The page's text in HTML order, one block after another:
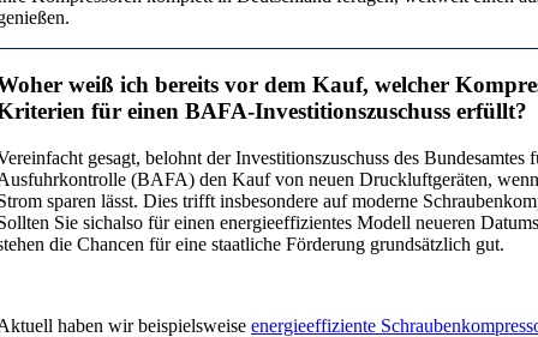
weiß ich bereits vor dem Kauf, welcher
für einen BAFA-Investitionszuschuss erfüllt?
gesagt, belohnt der Investitionszuschuss des Bundesamtes
(BAFA) den Kauf von neuen Druckluftgeräten,
sparen lässt. Dies trifft insbesondere auf moderne
Sie sichalso für einen energieeffizientes Modell neueren
die Chancen für eine staatliche Förderung grundsätzlich gut.
haben wir beispielsweiseenergieeffiziente